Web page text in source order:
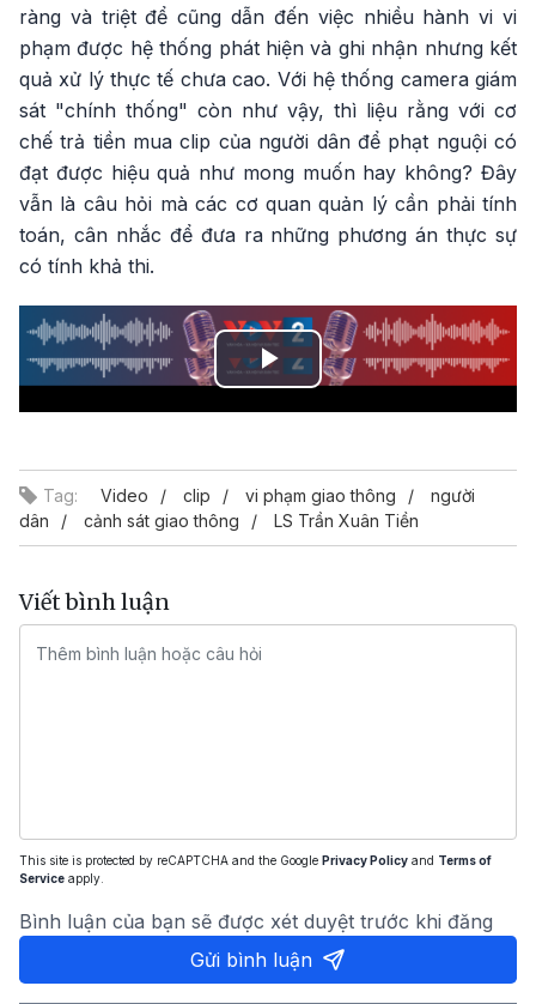
ràng và triệt để cũng dẫn đến việc nhiều hành vi vi
phạm được hệ thống phát hiện và ghi nhận nhưng kết
quả xử lý thực tế chưa cao. Với hệ thống camera giám
sát "chính thống" còn như vậy, thì liệu rằng với cơ
chế trả tiền mua clip của người dân để phạt nguội có
đạt được hiệu quả như mong muốn hay không? Đây
vẫn là câu hỏi mà các cơ quan quản lý cần phải tính
toán, cân nhắc để đưa ra những phương án thực sự
có tính khả thi.
Play
Tag: Video clip vi phạm giao thông
người
dân
cảnh sát giao thông LS Trần Xuân Tiền
Viết bình luận
This site is protected by reCAPTCHA and the Google Privacy Policy and Terms of
Service apply.
Bình luận của bạn sẽ được xét duyệt trước khi đăng
Gửi bình luận